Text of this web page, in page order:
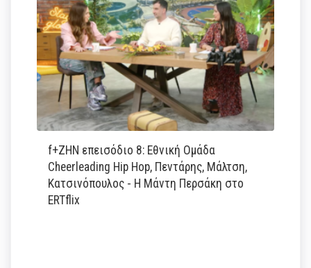
f+ΖΗΝ επεισόδιο 8: Εθνική Ομάδα
Cheerleading Hip Hop, Πεντάρης, Μάλτση,
Κατσινόπουλος - Η Μάντη Περσάκη στο
ERTflix